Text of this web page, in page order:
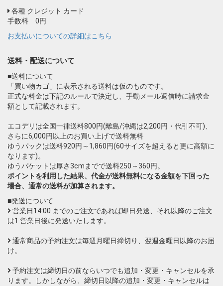
各種 クレジット カード
手数料 0円
お支払いについての詳細はこちら
送料・配送について
■送料について
「買い物カゴ」に表示される送料は仮のものです。
正式な料金は下記のルールで決定し、手動メール返信時に請求金
額として記載されます。
エコデリは全国一律送料800円(離島/沖縄は2,200円・代引不可)、
さらに6,000円以上のお買い上げで送料無料
ゆうパックは送料920円～1,860円(60サイズを超えると更に高額に
なります)。
ゆうパケットは厚さ3cmまでで送料250～360円。
ポイントを利用した結果、代金が送料無料になる金額を下回った
場合、通常の送料が加算されます。
■発送について
営業日14:00 までのご注文であれば即日発送、それ以降のご注文
は1 営業日後に発送いたします。
通常商品の予約注文は毎週月曜日締切り、翌週金曜日以降のお届
け。
予約注文は締切日の前ならいつでも追加・変更・キャンセルを承
ります。しかしながら、締切日以降の追加・変更・キャンセルは